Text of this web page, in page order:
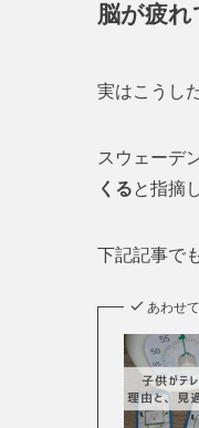
脳が疲
実はこうし
スウェーデ
くると指摘
下記記事で
あわせ